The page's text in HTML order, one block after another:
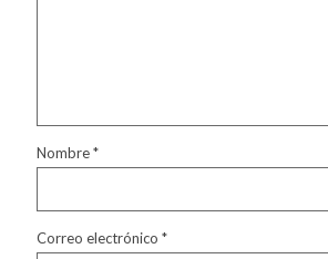
Nombre*
Correo electrónico *